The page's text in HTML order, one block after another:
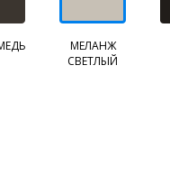
МЕЛАНЖ
СВЕТЛЫЙ